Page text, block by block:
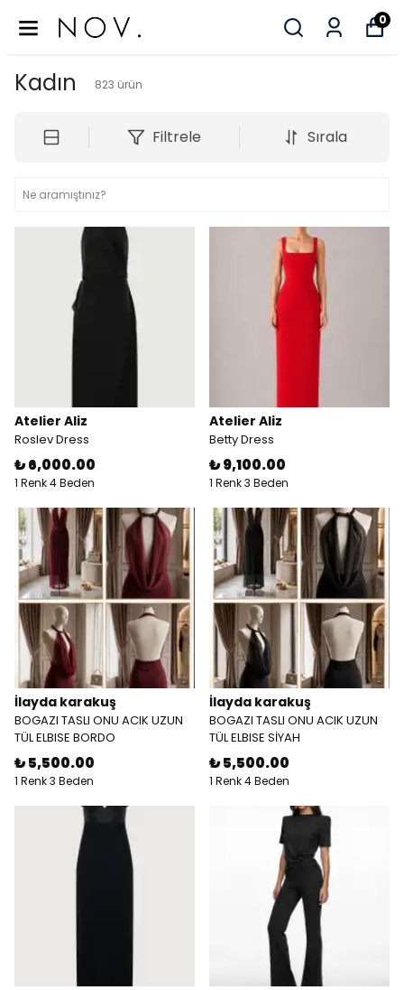
0
Kadın 823 ürün
Filtrele Sırala
Atelier Aliz
Roslev Dress
₺ 6,000.00
1 Renk 4 Beden
Atelier Aliz
Betty Dress
₺ 9,100.00
1 Renk 3 Beden
İlayda karakuş
BOGAZI TASLI ONU ACIK UZUN
TÜL ELBISE BORDO
₺ 5,500.00
1 Renk 3 Beden
İlayda karakuş
BOGAZI TASLI ONU ACIK UZUN
TÜL ELBISE SİYAH
₺ 5,500.00
1 Renk 4 Beden